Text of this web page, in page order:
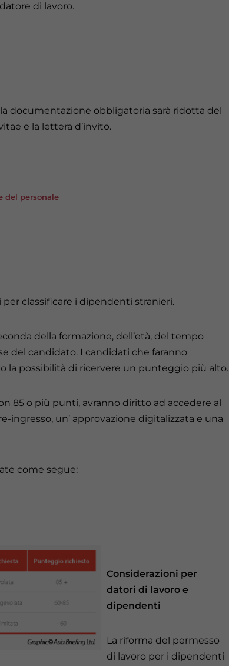
di lavoro.
documentazione obbligatoria sarà ridotta del
e la lettera d’invito.
del personale
classificare i dipendenti stranieri.
della formazione, dell’età, del tempo
del candidato. I candidati che faranno
la possibilità di ricervere un punteggio più alto.
85 o più punti, avranno diritto ad accedere al
ingresso, un’ approvazione digitalizzata e una
come segue:
Considerazioni per
datori di lavoro e
dipendenti
La riforma del permesso
di lavoro per i dipendenti